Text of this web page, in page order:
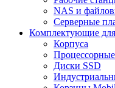
NAS и
Серверные
Комплектующие
Корпуса
Диски SSD